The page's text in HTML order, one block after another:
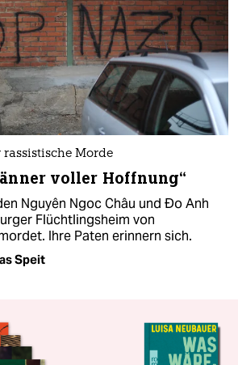
Morde
voller Hoffnung“
Nguyên Ngoc Châu und Đo Anh
Flüchtlingsheim von
Ihre Paten erinnern sich.
Speit